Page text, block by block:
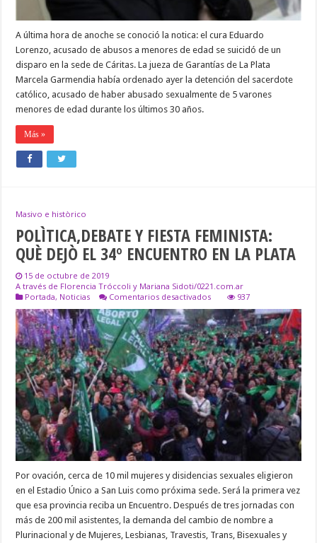
A última hora de anoche se conoció la notica: el cura Eduardo
Lorenzo, acusado de abusos a menores de edad se suicidó de un
disparo en la sede de Cáritas. La jueza de Garantías de La Plata
Marcela Garmendia había ordenado ayer la detención del sacerdote
católico, acusado de haber abusado sexualmente de 5 varones
menores de edad durante los últimos 30 años.
Más »
Masivo e històrico
POLÌTICA,DEBATE Y FIESTA FEMINISTA:
QUÈ DEJÒ EL 34º ENCUENTRO EN LA PLATA
15 de octubre de 2019
A través de Florencia Tróccoli y Mariana Sidoti/0221.com.ar
Portada, Noticias Comentarios desactivadosen
Y
FIESTA
FEMINISTA:
QUÈ
DEJÒ
EL
34º
ENCUENTRO
EN
LA
PLATA
937
Por ovación, cerca de 10 mil mujeres y disidencias sexuales eligieron
en el Estadio Único a San Luis como próxima sede. Será la primera vez
que esa provincia reciba un Encuentro. Después de tres jornadas con
más de 200 mil asistentes, la demanda del cambio de nombre a
Plurinacional y de Mujeres, Lesbianas, Travestis, Trans, Bisexuales y